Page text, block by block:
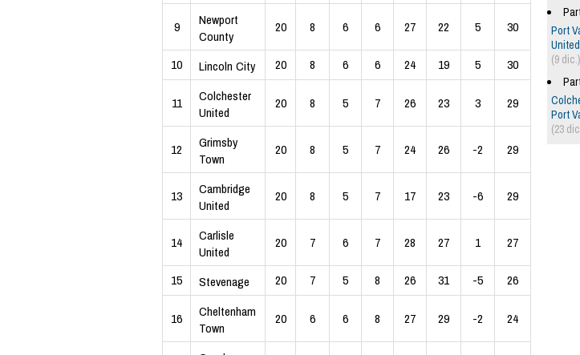
9
Newport
County
20 8 6 6 27 22 5 30
10 Lincoln City 20 8 6 6 24 19 5 30
11
Colchester
United
20 8 5 7 26 23 3 29
12
Grimsby
Town
20 8 5 7 24 26 -2 29
13
Cambridge
United
20 8 5 7 17 23 -6 29
14
Carlisle
United
20 7 6 7 28 27 1 27
15 Stevenage 20 7 5 8 26 31 -5 26
16
Cheltenham
Town
20 6 6 8 27 29 -2 24
Port
United
(9 dic.)
Port
(23